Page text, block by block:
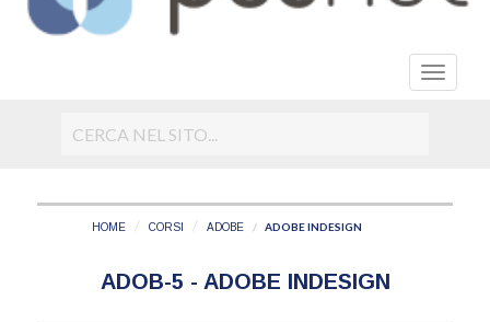
HOME CORSI ADOBE ADOBE INDESIGN
ADOB-5 - ADOBE INDESIGN